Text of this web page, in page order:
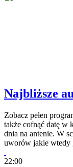
Najbliższe
Zobacz pełen
także cofnąć datę w
dnia na antenie. W
uworów jakie wtedy
22:00